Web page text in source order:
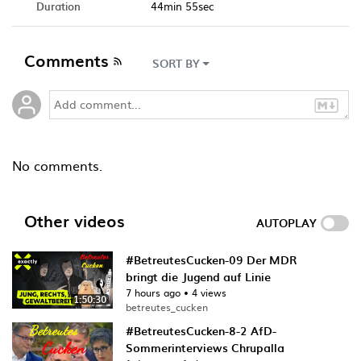
Duration
44min 55sec
Comments SORT BY
No comments.
Other videos AUTOPLAY
1:50:30
#BetreutesCucken-09 Der MDR
bringt die Jugend auf Linie
7 hours ago • 4 views
betreutes_cucken
#BetreutesCucken-8-2 AfD-
Sommerinterviews Chrupalla